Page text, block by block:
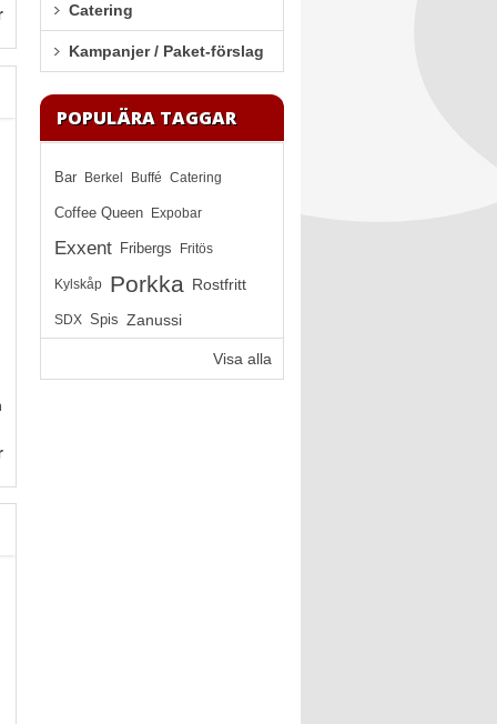
Catering
Kampanjer / Paket-förslag
POPULÄRA TAGGAR
Bar Berkel Buffé Catering
Coffee Queen Expobar
Exxent Fribergs Fritös
Kylskåp Porkka Rostfritt
SDX Spis Zanussi
Visa alla